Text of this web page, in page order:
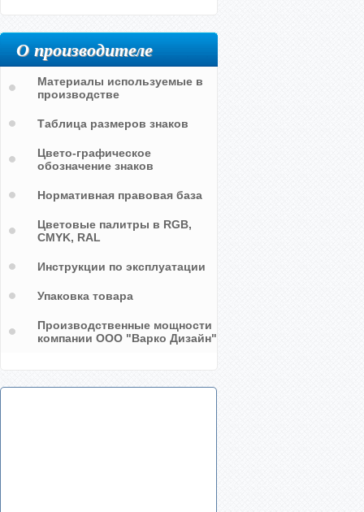
О производителе
Материалы используемые в
производстве
Таблица размеров знаков
Цвето-графическое
обозначение знаков
Нормативная правовая база
Цветовые палитры в RGB,
CMYK, RAL
Инструкции по эксплуатации
Упаковка товара
Производственные мощности
компании ООО "Варко Дизайн"